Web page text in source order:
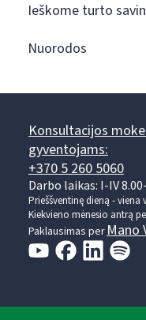
Ieškome turto
Nuorodos
Konsultacijos
gyventojams:
+370 5 260 5060
Darbo laikas: I-IV
Prieššventinę dieną -
Kiekvieno mėnesio antrą
Paklausimas perMano